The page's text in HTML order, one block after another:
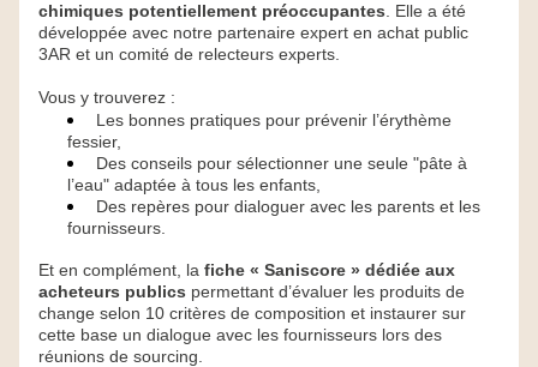
chimiques potentiellement préoccupantes . Elle a été
développée avec notre partenaire expert en achat public
3AR et un comité de relecteurs experts.
Vous y trouverez :
Les bonnes pratiques pour prévenir l’érythème
fessier,
Des conseils pour sélectionner une seule "pâte à
l’eau" adaptée à tous les enfants,
Des repères pour dialoguer avec les parents et les
fournisseurs.
Et en complément, la fiche « Saniscore » dédiée aux
acheteurs publics permettant d’évaluer les produits de
change selon 10 critères de composition et instaurer sur
cette base un dialogue avec les fournisseurs lors des
réunions de sourcing.